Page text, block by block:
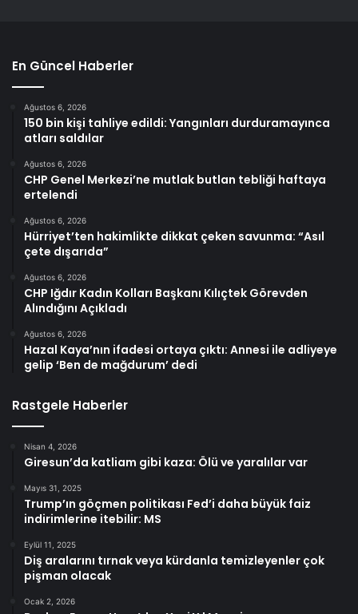
En Güncel Haberler
Ağustos 6, 2026
150 bin kişi tahliye edildi: Yangınları durduramayınca
atları saldılar
Ağustos 6, 2026
CHP Genel Merkezi’ne mutlak butlan tebliği haftaya
ertelendi
Ağustos 6, 2026
Hürriyet’ten hakimlikte dikkat çeken savunma: “Asıl
çete dışarıda”
Ağustos 6, 2026
CHP Iğdır Kadın Kolları Başkanı Kılıçtek Görevden
Alındığını Açıkladı
Ağustos 6, 2026
Hazal Kaya’nın ifadesi ortaya çıktı: Annesi ile adliyeye
gelip ‘Ben de mağdurum’ dedi
Rastgele Haberler
Nisan 4, 2026
Giresun’da katliam gibi kaza: Ölü ve yaralılar var
Mayıs 31, 2025
Trump’ın göçmen politikası Fed’i daha büyük faiz
indirimlerine itebilir: MS
Eylül 11, 2025
Diş aralarını tırnak veya kürdanla temizleyenler çok
pişman olacak
Ocak 2, 2026